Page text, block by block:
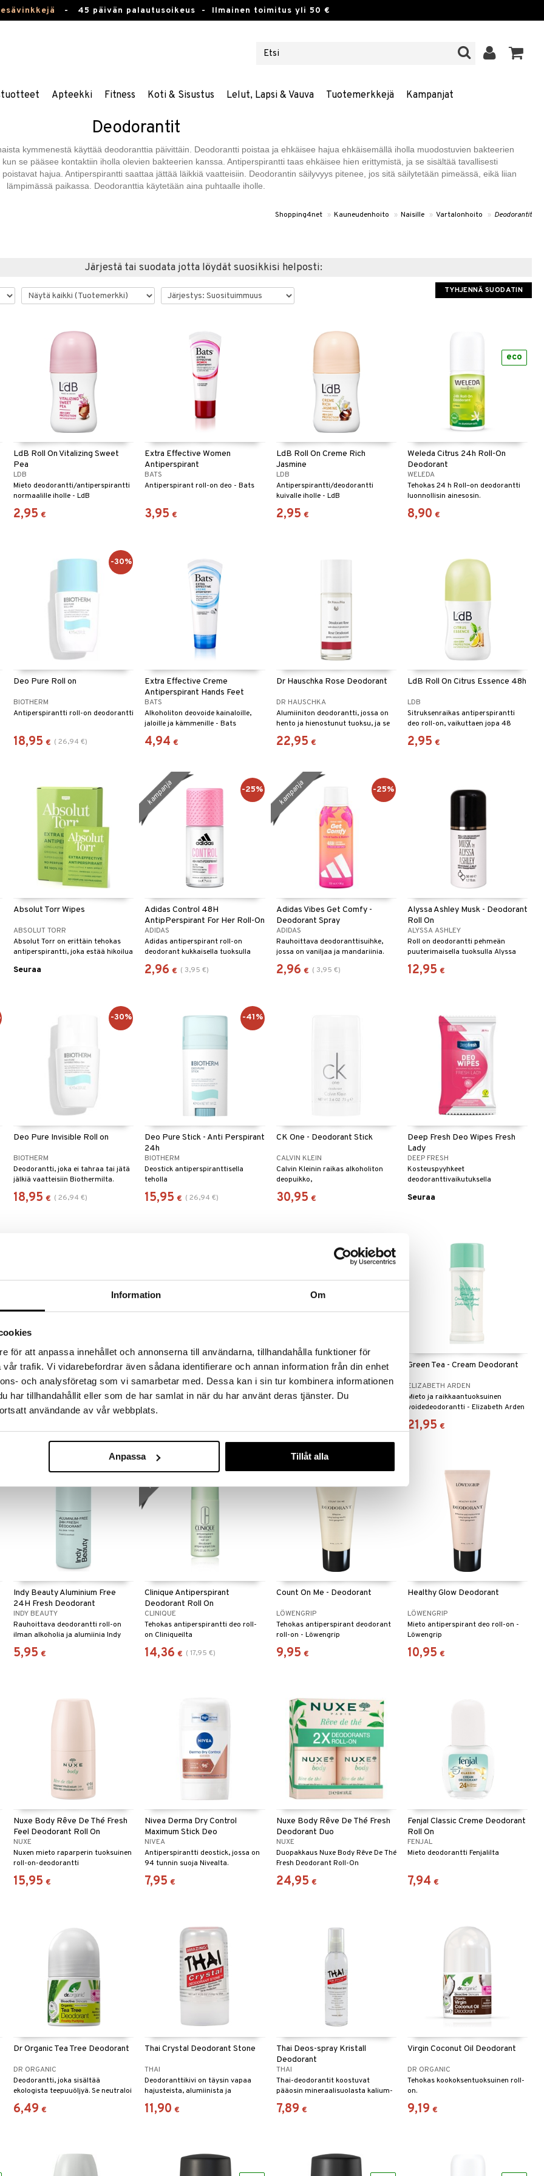
Information Om
för att anpassa innehållet och annonserna till användarna, tillhandahålla funktioner för
trafik. Vi vidarebefordrar även sådana identifierare och annan information från din enhet
och analysföretag som vi samarbetar med. Dessa kan i sin tur kombinera informationen
har tillhandahållit eller som de har samlat in när du har använt deras tjänster. Du
användande av vår webbplats.
Anpassa Tillåt alla
- 45 päivän palautusoikeus - Ilmainen toimitus yli 50 €
Apteekki Fitness Koti & Sisustus Lelut, Lapsi & Vauva Tuotemerkkejä Kampanjat
Deodorantit
kymmenestä käyttää deodoranttia päivittäin. Deodorantti poistaa ja ehkäisee hajua ehkäisemällä iholla muodostuvien bakteerien
se pääsee kontaktiin iholla olevien bakteerien kanssa. Antiperspirantti taas ehkäisee hien erittymistä, ja se sisältää tavallisesti
hajua. Antiperspirantti saattaa jättää läikkiä vaatteisiin. Deodorantin säilyvyys pitenee, jos sitä säilytetään pimeässä, eikä liian
lämpimässä paikassa. Deodoranttia käytetään aina puhtaalle iholle.
Shopping4net » Kauneudenhoito » Naisille » Vartalonhoito » Deodorantit
Järjestä tai suodata jotta löydät suosikkisi helposti:
TYHJENNÄ SUODATIN
LdB Roll On Vitalizing Sweet
Pea
LDB
Mieto deodorantti/antiperspirantti
normaalille iholle - LdB
2,95 €
Extra Effective Women
Antiperspirant
BATS
Antiperspirant roll-on deo - Bats
3,95 €
LdB Roll On Creme Rich
Jasmine
LDB
Antiperspirantti/deodorantti
kuivalle iholle - LdB
2,95 €
Weleda Citrus 24h Roll-On
Deodorant
WELEDA
Tehokas 24 h Roll–on deodorantti
luonnollisin ainesosin.
8,90 €
eco
Deo Pure Roll on
BIOTHERM
Antiperspirantti roll-on deodorantti
18,95 € ( 26,94 €)
-30%
Extra Effective Creme
Antiperspirant Hands Feet
BATS
Alkoholiton deovoide kainaloille,
jaloille ja kämmenille - Bats
4,94 €
Dr Hauschka Rose Deodorant
DR HAUSCHKA
Alumiiniton deodorantti, jossa on
hento ja hienostunut tuoksu, ja se
on erityisen ravitseva iholle. Auttaa
säätelemään hikoilua. Ei tahraa
22,95 €
LdB Roll On Citrus Essence 48h
LDB
Sitruksenraikas antiperspirantti
deo roll-on, vaikuttaen jopa 48
tuntia - LdB
2,95 €
Absolut Torr Wipes
ABSOLUT TORR
Absolut Torr on erittäin tehokas
antiperspirantti, joka estää hikoilua
päivän ajan.
Seuraa
Adidas Control 48H
AntipPerspirant For Her Roll-On
ADIDAS
Adidas antiperspirant roll-on
deodorant kukkaisella tuoksulla
2,96 € ( 3,95 €)
kampanja -25%
Adidas Vibes Get Comfy -
Deodorant Spray
ADIDAS
Rauhoittava deodoranttisuihke,
jossa on vaniljaa ja mandariinia.
2,96 € ( 3,95 €)
kampanja -25%
Alyssa Ashley Musk - Deodorant
Roll On
ALYSSA ASHLEY
Roll on deodorantti pehmeän
puuterimaisella tuoksulla Alyssa
Ashleylta
12,95 €
Deo Pure Invisible Roll on
BIOTHERM
Deodorantti, joka ei tahraa tai jätä
jälkiä vaatteisiin Biothermilta.
18,95 € ( 26,94 €)
-30%
Deo Pure Stick - Anti Perspirant
24h
BIOTHERM
Deostick antiperspiranttisella
teholla
15,95 € ( 26,94 €)
-41%
CK One - Deodorant Stick
CALVIN KLEIN
Calvin Kleinin raikas alkoholiton
deopuikko,
30,95 €
Deep Fresh Deo Wipes Fresh
Lady
DEEP FRESH
Kosteuspyyhkeet
deodoranttivaikutuksella
Seuraa
Cashmere Mist - Antiperspirant
Deodorant Stick
DKNY
Antiperspirant deostick pehmeällä
kukkaistuoksulla - Donna Karan
Youth Dew - Roll On
Antiperspirant Deodorant
ESTÉE LAUDER
Tehokas anti-perspirant roll-on
deodorantti - Estée Lauder
White Tea - Cream Deodorant
ELIZABETH ARDEN
Voidedeodorantti pehmeällä
Green Tea - Cream Deodorant
ELIZABETH ARDEN
Mieto ja raikkaantuoksuinen
voidedeodorantti - Elizabeth Arden
21,95 €
Indy Beauty Aluminium Free
24H Fresh Deodorant
INDY BEAUTY
Rauhoittava deodorantti roll-on
ilman alkoholia ja alumiinia Indy
Beauty -tuotemerkiltä.
5,95 €
Clinique Antiperspirant
Deodorant Roll On
CLINIQUE
Tehokas antiperspirantti deo roll-
on Cliniqueilta
14,36 € ( 17,95 €)
kampanja -20%
Count On Me - Deodorant
LÖWENGRIP
Tehokas antiperspirant deodorant
roll-on - Löwengrip
9,95 €
Healthy Glow Deodorant
LÖWENGRIP
Mieto antiperspirant deo roll-on -
Löwengrip
10,95 €
Nuxe Body Rêve De Thé Fresh
Feel Deodorant Roll On
NUXE
Nuxen mieto raparperin tuoksuinen
roll-on-deodorantti
15,95 €
Nivea Derma Dry Control
Maximum Stick Deo
NIVEA
Antiperspirantti deostick, jossa on
94 tunnin suoja Nivealta.
7,95 €
Nuxe Body Rêve De Thé Fresh
Deodorant Duo
NUXE
Duopakkaus Nuxe Body Rêve De Thé
Fresh Deodorant Roll-On
24,95 €
Fenjal Classic Creme Deodorant
Roll On
FENJAL
Mieto deodorantti Fenjalilta
7,94 €
Dr Organic Tea Tree Deodorant
DR ORGANIC
Deodorantti, joka sisältää
ekologista teepuuöljyä. Se neutraloi
pahan hajun ja estää hajua
aiheuttavien bakteerien kasvua.
6,49 €
Thai Crystal Deodorant Stone
THAI
Deodoranttikivi on täysin vapaa
hajusteista, alumiinista ja
emulgointiaineista.
11,90 €
Thai Deos-spray Kristall
Deodorant
THAI
Thai-deodorantit koostuvat
pääosin mineraalisuolasta kalium-
alun (Potassium alum), joka pitää
huolen hajua aiheuttavista
estämättä ihon hengittämistä.
Thai-deodorantit ovat puhtaita
luonnontuotteita ja täysin vapaita
7,89 €
Virgin Coconut Oil Deodorant
DR ORGANIC
Tehokas kookoksentuoksuinen roll-
on.
9,19 €